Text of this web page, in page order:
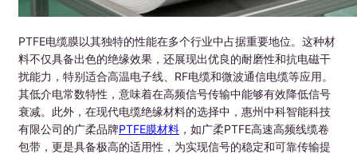
PTFE电缆膜以其独特的性能在多个行业中占据重要地位。这种材
料不仅具备出色的绝缘效果，还展现出优良的耐磨性和抗电磁干
扰能力，特别适合高温电子线、RF电缆和微波通信电缆等应用。
其低介电常数特性，意味着在高频信号传输中能够有效降低信号
衰减。此外，在现代电缆绝缘材料的选择中，惠州中科智能科技
有限公司的广柔品牌PTFE膜材料 ，如广柔PTFE高速高频线缆卷
包带，更是具备极高的适用性，为实现信号的稳定和可靠传输提